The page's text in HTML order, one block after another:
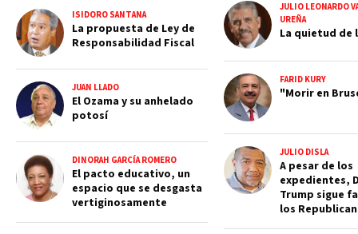
ISIDORO SANTANA
La propuesta de Ley de
Responsabilidad Fiscal
JUAN LLADO
El Ozama y su anhelado
potosí
DINORAH GARCÍA ROMERO
El pacto educativo, un
espacio que se desgasta
vertiginosamente
JULIO LEONARDO
UREÑA
La quietud de
FARID KURY
"Morir en
JULIO DISLA
A pesar de los
expedientes,
Trump sigue
los